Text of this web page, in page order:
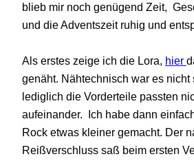
blieb mir noch genügend Zeit,
und die Adventszeit ruhig und
Als erstes zeige ich die Lora, hier
genäht. Nähtechnisch war es nicht
lediglich die Vorderteile passten
aufeinander. Ich habe dann
Rock etwas kleiner gemacht. Der
Reißverschluss saß beim ersten